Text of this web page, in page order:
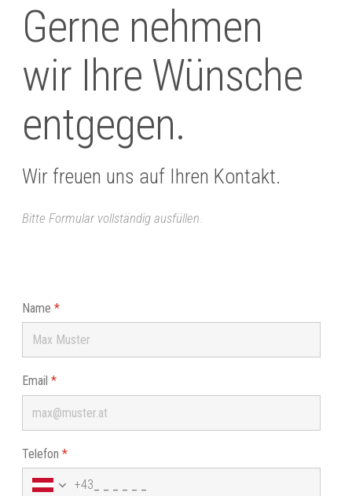
Gerne nehmen
wir Ihre Wünsche
entgegen.
Wir freuen uns auf Ihren Kontakt.
Bitte Formular vollständig ausfüllen.
Name *
Email *
Telefon *
+43